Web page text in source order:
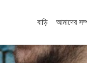
বাড়ি আমাদের